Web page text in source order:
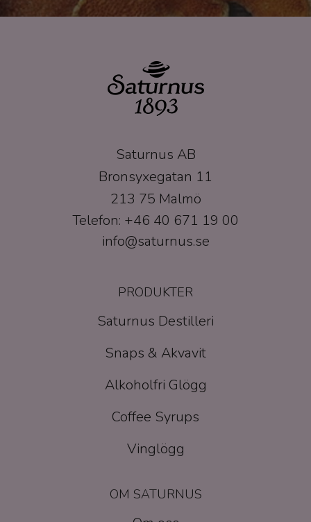
Saturnus AB
Bronsyxegatan 11
213 75 Malmö
Telefon: +46 40 671 19 00
info@saturnus.se
PRODUKTER
Saturnus Destilleri
Snaps & Akvavit
Alkoholfri Glögg
Coffee Syrups
Vinglögg
OM SATURNUS